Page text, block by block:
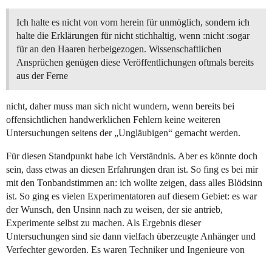
Ich halte es nicht von vorn herein für unmöglich, sondern ich
halte die Erklärungen für nicht stichhaltig, wenn :nicht :sogar
für an den Haaren herbeigezogen. Wissenschaftlichen
Ansprüchen genügen diese Veröffentlichungen oftmals bereits
aus der Ferne
nicht, daher muss man sich nicht wundern, wenn bereits bei
offensichtlichen handwerklichen Fehlern keine weiteren
Untersuchungen seitens der „Ungläubigen“ gemacht werden.
Für diesen Standpunkt habe ich Verständnis. Aber es könnte doch
sein, dass etwas an diesen Erfahrungen dran ist. So fing es bei mir
mit den Tonbandstimmen an: ich wollte zeigen, dass alles Blödsinn
ist. So ging es vielen Experimentatoren auf diesem Gebiet: es war
der Wunsch, den Unsinn nach zu weisen, der sie antrieb,
Experimente selbst zu machen. Als Ergebnis dieser
Untersuchungen sind sie dann vielfach überzeugte Anhänger und
Verfechter geworden. Es waren Techniker und Ingenieure von